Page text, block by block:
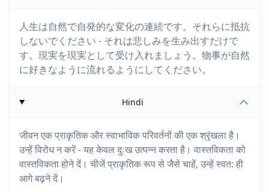
人生は自然で自発的な変化の連続です。それらに抵抗
しないでください - それは悲しみを生み出すだけで
す。現実を現実として受け入れましょう。物事が自然
に好きなように流れるようにしてください。
Hindi
जीवन एक प्राकृतिक और स्वाभाविक परिवर्तनों की एक श्रृंखला है।
उन्हें विरोध न करें - यह केवल दुःख उत्पन्न करता है। वास्तविकता को
वास्तविकता होने दें। चीजें प्राकृतिक रूप से जैसे चाहें, उन्हें स्वत: ही
आगे बढ़ने दें।